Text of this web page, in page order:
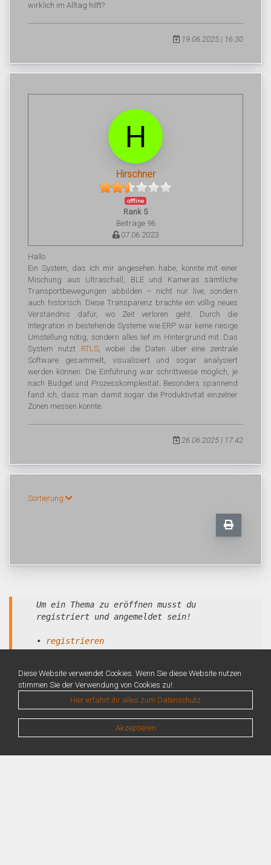
wirklich im Alltag hilft?
19.06.2025 | 16:30
Hirschner
offline
Rank 5
Beiträge 96
07.06.2023
Hallo
Ein System, das ich mir angesehen habe, konnte mit einer
Mischung aus Ultraschall, BLE und Kameras sämtliche
Transportbewegungen abbilden – nicht nur live, sondern
auch historisch. Diese Transparenz brachte ein völlig neues
Verständnis dafür, wo Zeit verloren geht. Durch die
Integration in bestehende Systeme wie ERP war keine riesige
Umstellung nötig, sondern alles lief im Hintergrund mit. Das
System nutzt RTLS, wobei die Daten über eine zentrale
Software gesammelt, visualisiert und sogar analysiert
werden können. Die Einführung war schrittweise möglich, je
nach Budget und Prozesskomplexität. Besonders spannend
fand ich, dass man damit sogar die Produktivität einzelner
Zonen messen konnte.
26.06.2025 | 17:42
Sortierung
Um ein Thema zu eröffnen musst du
registriert und angemeldet sein!
• registrieren
Diese Website verwendet Cookies. Wenn Sie diese Website nutzen
stimmen Sie der Verwendung von Cookies zu!.
Hier erfahrt ihr alles zum Datenschutz
Akzeptieren